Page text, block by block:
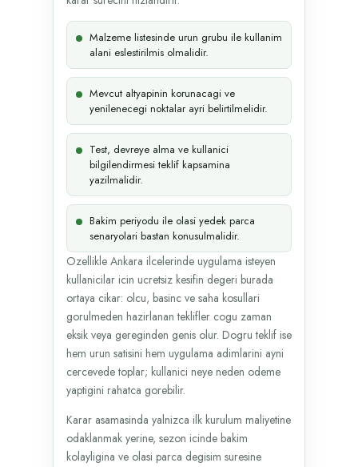
Malzeme listesinde urun grubu ile kullanim
alani eslestirilmis olmalidir.
Mevcut altyapinin korunacagi ve
yenilenecegi noktalar ayri belirtilmelidir.
Test, devreye alma ve kullanici
bilgilendirmesi teklif kapsamina
yazilmalidir.
Bakim periyodu ile olasi yedek parca
senaryolari bastan konusulmalidir.
Ozellikle Ankara ilcelerinde uygulama isteyen
kullanicilar icin ucretsiz kesifin degeri burada
ortaya cikar: olcu, basinc ve saha kosullari
gorulmeden hazirlanan teklifler cogu zaman
eksik veya gereginden genis olur. Dogru teklif ise
hem urun satisini hem uygulama adimlarini ayni
cercevede toplar; kullanici neye neden odeme
yaptigini rahatca gorebilir.
Karar asamasinda yalnizca ilk kurulum maliyetine
odaklanmak yerine, sezon icinde bakim
kolayligina ve olasi parca degisim suresine